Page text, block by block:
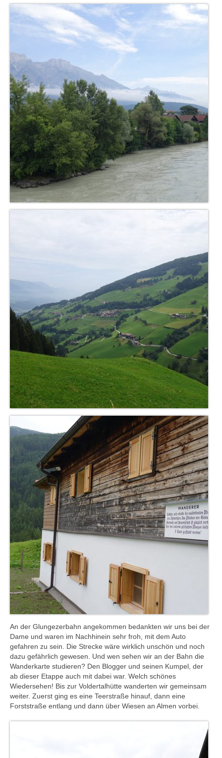
An der Glungezerbahn angekommen bedankten wir uns bei der
Dame und waren im Nachhinein sehr froh, mit dem Auto
gefahren zu sein. Die Strecke wäre wirklich unschön und noch
dazu gefährlich gewesen. Und wen sehen wir an der Bahn die
Wanderkarte studieren? Den Blogger und seinen Kumpel, der
ab dieser Etappe auch mit dabei war. Welch schönes
Wiedersehen! Bis zur Voldertalhütte wanderten wir gemeinsam
weiter. Zuerst ging es eine Teerstraße hinauf, dann eine
Forststraße entlang und dann über Wiesen an Almen vorbei.